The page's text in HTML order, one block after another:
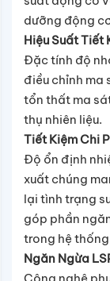
dưỡng động
Hiệu Suất Tiết
Đặc tính độ
điều chỉnh ma
tổn thất ma
thụ nhiên liệu.
Tiết Kiệm Chi
Độ ổn định
xuất chúng
lại tình trạng
góp phần
trong hệ
Ngăn Ngừa
Công nghệ